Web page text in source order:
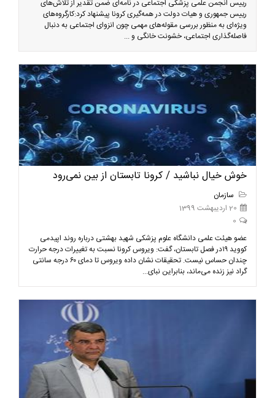
رییس انجمن علمی پزشکی اجتماعی در نامه‌ای ضمن تقدیر از تلاش‌های
رییس جمهوری و هیات دولت در همه‌گیری کرونا پیشنهاد کرد:کارگروه‌های
ویژه‌ای به منظور بررسی مقوله‌های مهمی چون انزوای اجتماعی به دنبال
فاصله‌گذاری اجتماعی، خشونت خانگی و ...
خوش خیال نباشید / کرونا تابستان از بین نمی‌رود
سازمان
20 اردیبهشت 1399
0
عضو هیئت علمی دانشگاه علوم پزشکی شهید بهشتی درباره روند اپیدمی
کووید ۱۹در فصل تابستان، گفت: ویروس کرونا نسبت به تغییرات درجه حرارت
چندان حساس نیست. تحقیقات نشان داده ویروس تا دمای ۶۰ درجه سانتی
گراد نیز زنده می‌ماند، بنابراین نبای...